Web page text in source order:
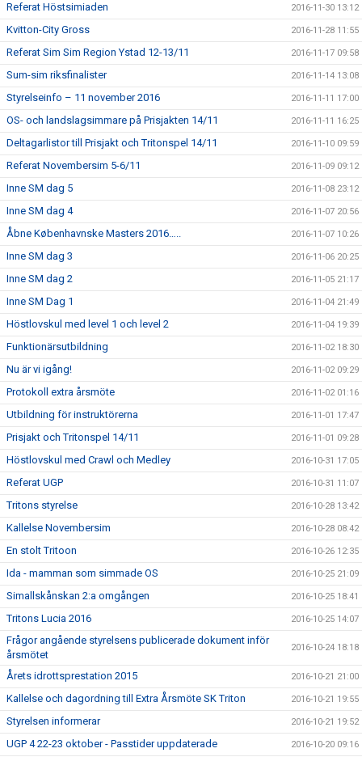
Referat Höstsimiaden 2016-11-30 13:12
Kvitton-City Gross 2016-11-28 11:55
Referat Sim Sim Region Ystad 12-13/11 2016-11-17 09:58
Sum-sim riksfinalister 2016-11-14 13:08
Styrelseinfo – 11 november 2016 2016-11-11 17:00
OS- och landslagsimmare på Prisjakten 14/11 2016-11-11 16:25
Deltagarlistor till Prisjakt och Tritonspel 14/11 2016-11-10 09:59
Referat Novembersim 5-6/11 2016-11-09 09:12
Inne SM dag 5 2016-11-08 23:12
Inne SM dag 4 2016-11-07 20:56
Åbne Københavnske Masters 2016….. 2016-11-07 10:26
Inne SM dag 3 2016-11-06 20:25
Inne SM dag 2 2016-11-05 21:17
Inne SM Dag 1 2016-11-04 21:49
Höstlovskul med level 1 och level 2 2016-11-04 19:39
Funktionärsutbildning 2016-11-02 18:30
Nu är vi igång! 2016-11-02 09:29
Protokoll extra årsmöte 2016-11-02 01:16
Utbildning för instruktörerna 2016-11-01 17:47
Prisjakt och Tritonspel 14/11 2016-11-01 09:28
Höstlovskul med Crawl och Medley 2016-10-31 17:05
Referat UGP 2016-10-31 11:07
Tritons styrelse 2016-10-28 13:42
Kallelse Novembersim 2016-10-28 08:42
En stolt Tritoon 2016-10-26 12:35
Ida - mamman som simmade OS 2016-10-25 21:09
Simallskånskan 2:a omgången 2016-10-25 18:41
Tritons Lucia 2016 2016-10-25 14:07
Frågor angående styrelsens publicerade dokument inför
årsmötet
2016-10-24 18:18
Årets idrottsprestation 2015 2016-10-21 21:00
Kallelse och dagordning till Extra Årsmöte SK Triton 2016-10-21 19:55
Styrelsen informerar 2016-10-21 19:52
UGP 4 22-23 oktober - Passtider uppdaterade 2016-10-20 09:16